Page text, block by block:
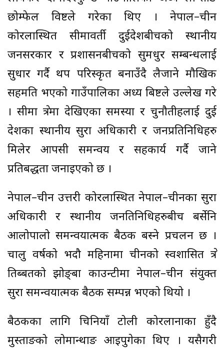
छोम्फेल विष्टले गरेका थिए । नेपाल–चीन
कोरलास्थित सीमावर्ती दुईदेशबीचको स्थानीय
जनसरकार र प्रशासनबीचको सुमधुर सम्बन्धलाई
सुधार गर्दै थप परिस्कृत बनाउँदै लैजाने मौखिक
सहमति भएको गाउँपालिका अध्यक्ष बिष्टले उल्लेख गरे
। सीमा क्षेत्रमा देखिएका समस्या र चुनौतीहलाई दुई
देशका स्थानीय सुरक्षा अधिकारी र जनप्रतिनिधिहरु
मिलेर आपसी समन्वय र सहकार्य गर्दै जाने
प्रतिबद्धता जनाइएको छ ।
नेपाल–चीन उत्तरी कोरलास्थित नेपाल–चीनका सुरक्षा
अधिकारी र स्थानीय जनतिनिधिहरुबीच बर्सेनि
आलोपालो समन्वयात्मक बैठक बस्ने प्रचलन छ ।
चालु वर्षको भदौ महिनामा चीनको स्वशासित क्षेत्र
तिब्बतको झोङ्बा काउन्टीमा नेपाल–चीन संयुक्त
सुरक्षा समन्वयात्मक बैठक सम्पन्न भएको थियो ।
बैठकका लागि चिनियाँ टोली कोरलानाका हुँदै
मुस्ताङको लोमान्थाङ आइपुगेका थिए । यसैगरी